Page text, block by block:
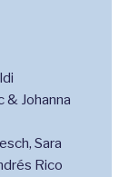
& Johanna
Sara
Rico